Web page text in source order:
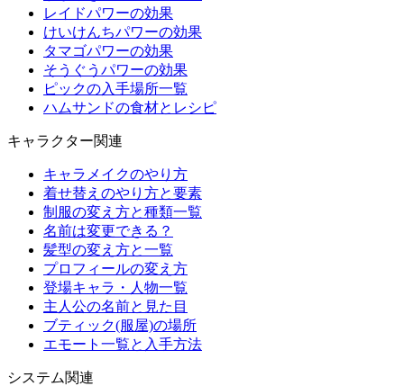
レイドパワーの効果
けいけんちパワーの効果
タマゴパワーの効果
そうぐうパワーの効果
ピックの入手場所一覧
ハムサンドの食材とレシピ
キャラクター関連
キャラメイクのやり方
着せ替えのやり方と要素
制服の変え方と種類一覧
名前は変更できる？
髪型の変え方と一覧
プロフィールの変え方
登場キャラ・人物一覧
主人公の名前と見た目
ブティック(服屋)の場所
エモート一覧と入手方法
システム関連